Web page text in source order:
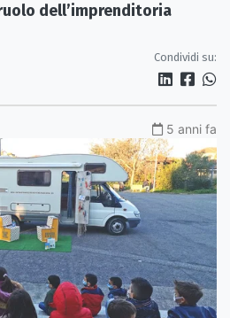
dell’imprenditoria
Condividi su:
5 anni fa